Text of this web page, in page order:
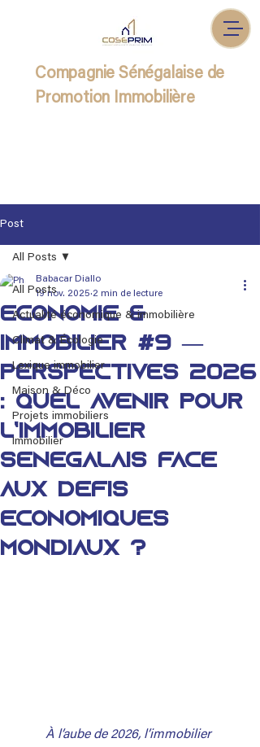
Compagnie Sénégalaise de
Promotion Immobilière
Post
All Posts
Actualité économique & immobilière
Climat & Écologie
Lexique immobilier
Maison & Déco
Projets immobiliers
Immobilier
All Posts
Économie &
Immobilier #9 —
Perspectives 2026
: quel avenir pour
l’immobilier
sénégalais face
aux défis
économiques
mondiaux ?
Babacar Diallo
19 nov. 2025 2 min de lecture
À l’aube de 2026, l’immobilier